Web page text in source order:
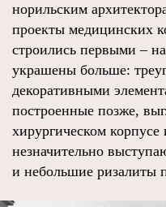
норильским
проекты медицинских
строились первыми –
украшены больше:
декоративными
построенные позже,
хирургическом
незначительно
и небольшие ризалиты